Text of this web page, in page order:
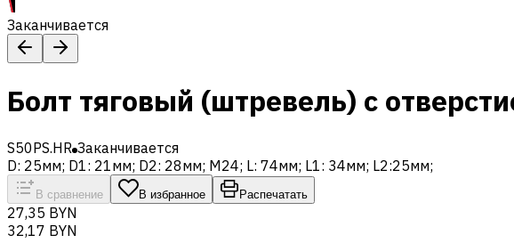
Заканчивается
Болт тяговый (штревель) с
S50PS.HR Заканчивается
D: 25мм; D1: 21мм; D2: 28мм; M24; L: 74мм; L1: 34мм; L2:25мм;
В сравнение В избранное Распечатать
27,35 BYN
32,17 BYN